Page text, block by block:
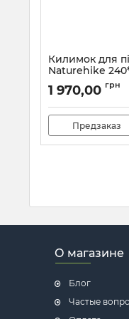
Килимок для
Naturehike
CNH22DZ025,
Артикул:7_65456
1 970,00 грн
Предзаказ
О магазине
Блог
Частые